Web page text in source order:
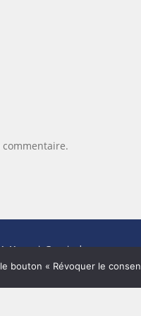
41 -paris@paris-demeures.com
par la CCI de Paris.
bouton « Révoquer le